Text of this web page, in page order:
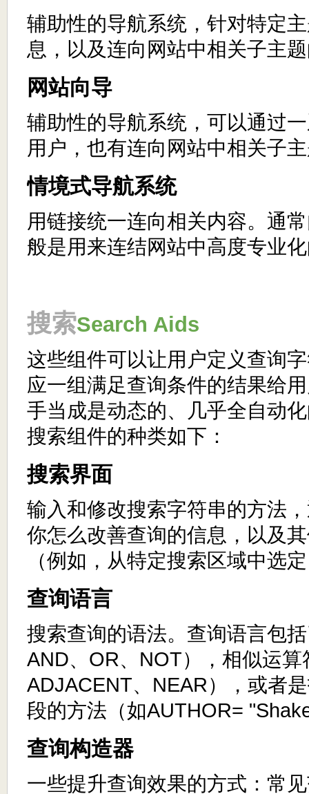
辅助性的导航系统，针对特定
息，以及连向网站中相关子主
网站向导
辅助性的导航系统，可以通过
用户，也有连向网站中相关子
情境式导航系统
用链接统一连向相关内容。通
般是用来连结网站中高度专业
搜索Search Aids
这些组件可以让用户定义查询
应一组满足查询条件的结果给
手当成是动态的、几乎全自动
搜索组件的种类如下：
搜索界面
输入和修改搜索字符串的方法
你怎么改善查询的信息，以及
（例如，从特定搜索区域中选
查询语言
搜索查询的语法。查询语言包
AND、OR、NOT），相似运算
ADJACENT、NEAR），或者
段的方法（如AUTHOR=
查询构造器
一些提升查询效果的方式：常